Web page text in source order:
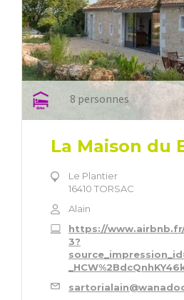
8 personnes
La Maison du
Le Plantier
16410 TORSAC
Alain
https://
3?